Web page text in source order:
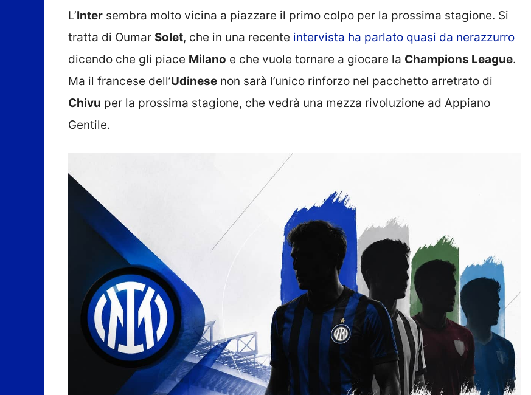
L’Inter sembra molto vicina a piazzare il primo colpo per la prossima stagione. Si
tratta di Oumar Solet, che in una recente intervista ha parlato quasi da nerazzurro
dicendo che gli piace Milano e che vuole tornare a giocare la Champions League.
Ma il francese dell’Udinese non sarà l’unico rinforzo nel pacchetto arretrato di
Chivu per la prossima stagione, che vedrà una mezza rivoluzione ad Appiano
Gentile.